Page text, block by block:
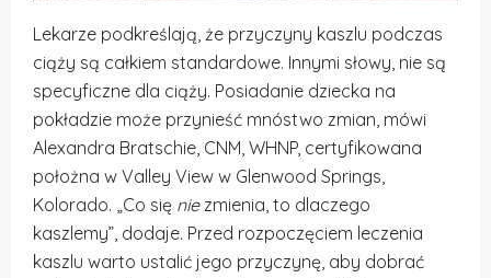
Lekarze podkreślają, że przyczyny kaszlu podczas
ciąży są całkiem standardowe. Innymi słowy, nie są
specyficzne dla ciąży. Posiadanie dziecka na
pokładzie może przynieść mnóstwo zmian, mówi
Alexandra Bratschie, CNM, WHNP, certyfikowana
położna w Valley View w Glenwood Springs,
Kolorado. „Co się niezmienia, to dlaczego
kaszlemy”, dodaje. Przed rozpoczęciem leczenia
kaszlu warto ustalić jego przyczynę, aby dobrać